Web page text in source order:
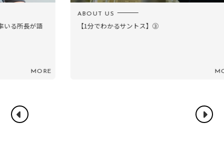
【1分でわかるサントス】③